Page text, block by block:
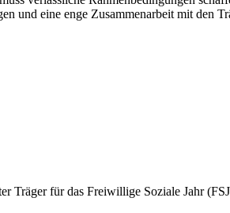
und eine enge Zusammenarbeit mit
Träger für das Freiwillige Soziale Jahr